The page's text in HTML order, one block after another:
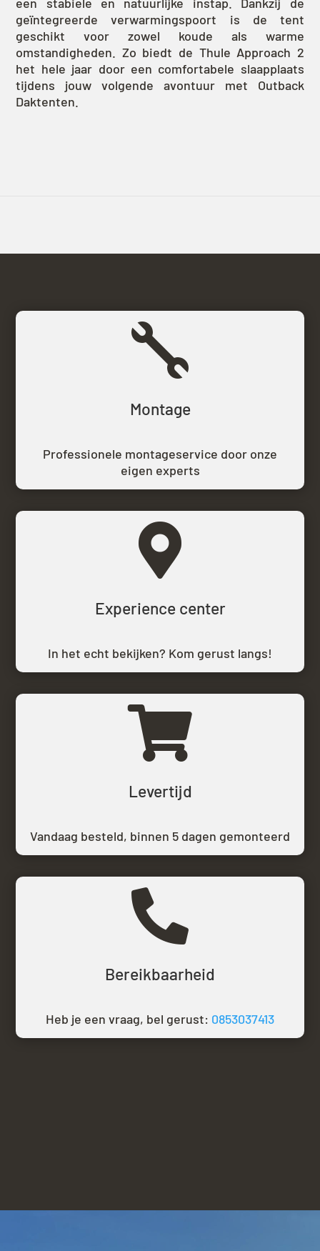
geïntegreerde verwarmingspoort is de tent
geschikt voor zowel koude als warme
omstandigheden. Zo biedt de Thule Approach 2
het hele jaar door een comfortabele slaapplaats
tijdens jouw volgende avontuur met Outback
Daktenten.

Montage
Professionele montageservice door onze
eigen experts

Experience center
In het echt bekijken? Kom gerust langs!

Levertijd
Vandaag besteld, binnen 5 dagen gemonteerd

Bereikbaarheid
Heb je een vraag, bel gerust: 0853037413